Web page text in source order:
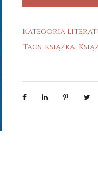
Kategoria
Tags: książka,